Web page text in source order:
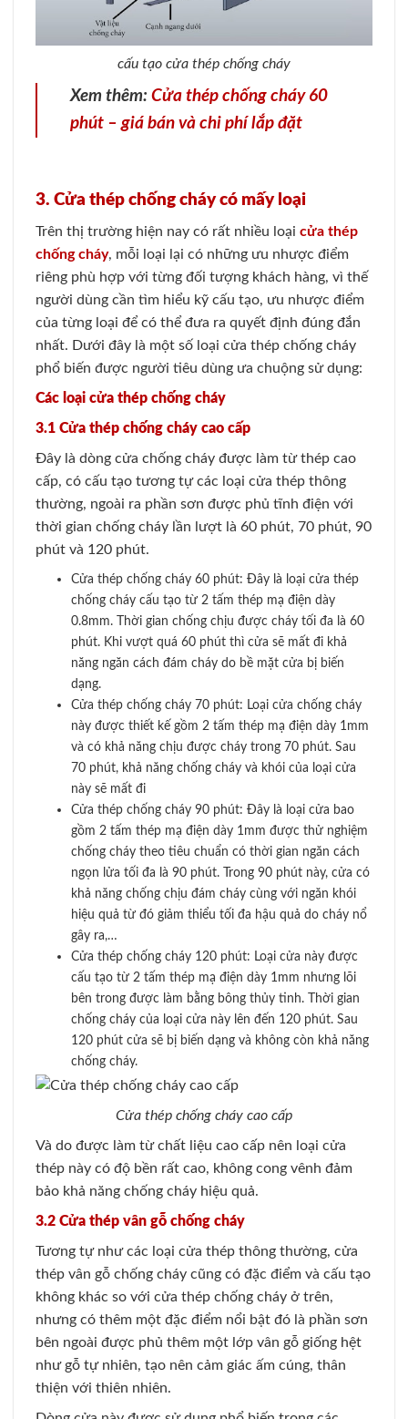
cấu tạo cửa thép chống cháy
Xem thêm: Cửa thép chống cháy 60
phút – giá bán và chi phí lắp đặt
3. Cửa thép chống cháy có mấy loại
Trên thị trường hiện nay có rất nhiều loại cửa thép
chống cháy, mỗi loại lại có những ưu nhược điểm
riêng phù hợp với từng đối tượng khách hàng, vì thế
người dùng cần tìm hiểu kỹ cấu tạo, ưu nhược điểm
của từng loại để có thể đưa ra quyết định đúng đắn
nhất. Dưới đây là một số loại cửa thép chống cháy
phổ biến được người tiêu dùng ưa chuộng sử dụng:
Các loại cửa thép chống cháy
3.1 Cửa thép chống cháy cao cấp
Đây là dòng cửa chống cháy được làm từ thép cao
cấp, có cấu tạo tương tự các loại cửa thép thông
thường, ngoài ra phần sơn được phủ tĩnh điện với
thời gian chống cháy lần lượt là 60 phút, 70 phút, 90
phút và 120 phút.
Cửa thép chống cháy 60 phút: Đây là loại cửa thép
chống cháy cấu tạo từ 2 tấm thép mạ điện dày
0.8mm. Thời gian chống chịu được cháy tối đa là 60
phút. Khi vượt quá 60 phút thì cửa sẽ mất đi khả
năng ngăn cách đám cháy do bề mặt cửa bị biến
dạng.
Cửa thép chống cháy 70 phút: Loại cửa chống cháy
này được thiết kế gồm 2 tấm thép mạ điện dày 1mm
và có khả năng chịu được cháy trong 70 phút. Sau
70 phút, khả năng chống cháy và khói của loại cửa
này sẽ mất đi
Cửa thép chống cháy 90 phút: Đây là loại cửa bao
gồm 2 tấm thép mạ điện dày 1mm được thử nghiệm
chống cháy theo tiêu chuẩn có thời gian ngăn cách
ngọn lửa tối đa là 90 phút. Trong 90 phút này, cửa có
khả năng chống chịu đám cháy cùng với ngăn khói
hiệu quả từ đó giảm thiểu tối đa hậu quả do cháy nổ
gây ra,…
Cửa thép chống cháy 120 phút: Loại cửa này được
cấu tạo từ 2 tấm thép mạ điện dày 1mm nhưng lõi
bên trong được làm bằng bông thủy tinh. Thời gian
chống cháy của loại cửa này lên đến 120 phút. Sau
120 phút cửa sẽ bị biến dạng và không còn khả năng
chống cháy.
Cửa thép chống cháy cao cấp
Và do được làm từ chất liệu cao cấp nên loại cửa
thép này có độ bền rất cao, không cong vênh đảm
bảo khả năng chống cháy hiệu quả.
3.2 Cửa thép vân gỗ chống cháy
Tương tự như các loại cửa thép thông thường, cửa
thép vân gỗ chống cháy cũng có đặc điểm và cấu tạo
không khác so với cửa thép chống cháy ở trên,
nhưng có thêm một đặc điểm nổi bật đó là phần sơn
bên ngoài được phủ thêm một lớp vân gỗ giống hệt
như gỗ tự nhiên, tạo nên cảm giác ấm cúng, thân
thiện với thiên nhiên.